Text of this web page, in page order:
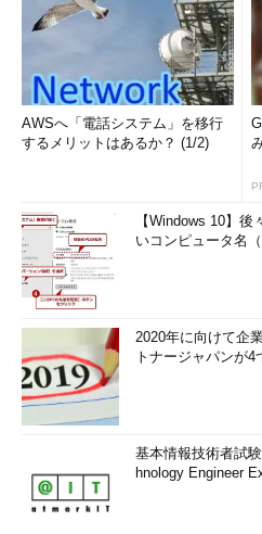
AWSへ「電話システム」を移行
するメリットはあるか？ (1/2)
【Windows 10】
いコンピュータ名
2020年に向けて企
トナージャパンが
基本情報技術者試
hnology Engineer